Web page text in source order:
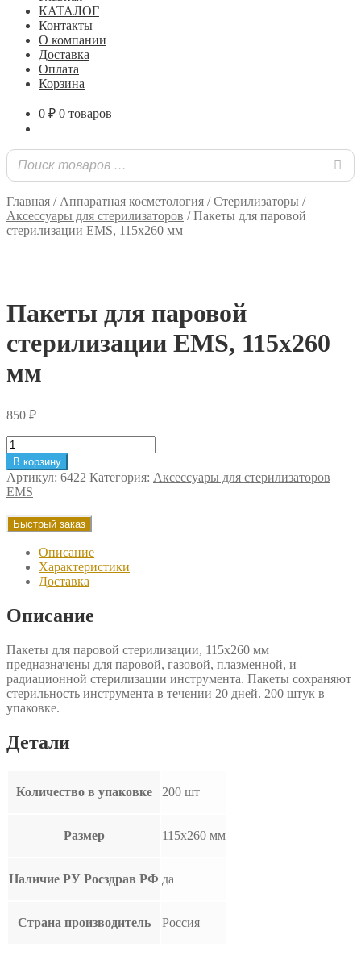
КАТАЛОГ
Контакты
О компании
Доставка
Оплата
Корзина
0 ₽ 0 товаров
Главная / Аппаратная косметология /Стерилизаторы /
Аксессуары для стерилизаторов /Пакеты для паровой
стерилизации EMS, 115х260 мм
Пакеты для паровой
стерилизации EMS, 115х260
мм
850 ₽
Количество
товара
Пакеты
для
паровой
стерилизации
EMS,
В корзину
Артикул: 6422 Категория: Аксессуары для стерилизаторов
EMS
Быстрый заказ
Описание
Характеристики
Доставка
Описание
Пакеты для паровой стерилизации, 115х260 мм
предназначены для паровой, газовой, плазменной, и
радиационной стерилизации инструмента. Пакеты сохраняют
стерильность инструмента в течении 20 дней. 200 штук в
упаковке.
Детали
Количество в упаковке 200 шт
Размер 115х260 мм
Наличие РУ Росздрав РФ да
Страна производитель Россия